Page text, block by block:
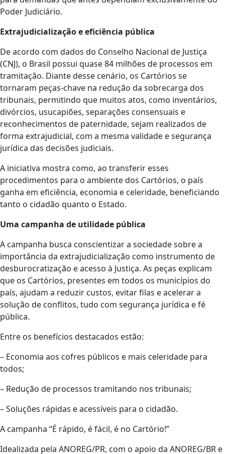
Poder Judiciário.
Extrajudicialização e eficiência pública
De acordo com dados do Conselho Nacional de Justiça
(CNJ), o Brasil possui quase 84 milhões de processos em
tramitação. Diante desse cenário, os Cartórios se
tornaram peças-chave na redução da sobrecarga dos
tribunais, permitindo que muitos atos, como inventários,
divórcios, usucapiões, separações consensuais e
reconhecimentos de paternidade, sejam realizados de
forma extrajudicial, com a mesma validade e segurança
jurídica das decisões judiciais.
A iniciativa mostra como, ao transferir esses
procedimentos para o ambiente dos Cartórios, o país
ganha em eficiência, economia e celeridade, beneficiando
tanto o cidadão quanto o Estado.
Uma campanha de utilidade pública
A campanha busca conscientizar a sociedade sobre a
importância da extrajudicialização como instrumento de
desburocratização e acesso à Justiça. As peças explicam
que os Cartórios, presentes em todos os municípios do
país, ajudam a reduzir custos, evitar filas e acelerar a
solução de conflitos, tudo com segurança jurídica e fé
pública.
Entre os benefícios destacados estão:
– Economia aos cofres públicos e mais celeridade para
todos;
– Redução de processos tramitando nos tribunais;
– Soluções rápidas e acessíveis para o cidadão.
A campanha “É rápido, é fácil, é no Cartório!”
Idealizada pela ANOREG/PR, com o apoio da ANOREG/BR e